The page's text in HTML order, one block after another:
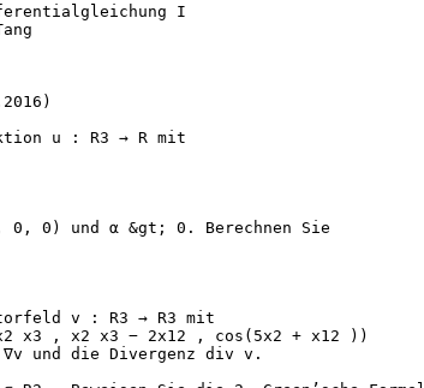
I
u : R3 → R mit
0) und α &gt; 0. Berechnen Sie
v : R3 → R3 mit
x3 , x2 x3 − 2x12 , cos(5x2 + x12 ))
∇v und die Divergenz div v.